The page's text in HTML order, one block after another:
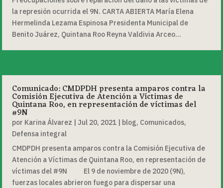
la represión ocurrida el 9N. CARTA ABIERTA María Elena
Hermelinda Lezama Espinosa Presidenta Municipal de
Benito Juárez, Quintana Roo Reyna Valdivia Arceo...
Comunicado: CMDPDH presenta amparos contra la
Comisión Ejecutiva de Atención a Víctimas de
Quintana Roo, en representación de víctimas del
#9N
por Karina Álvarez | Jul 20, 2021 | blog, Comunicados,
Defensa integral
CMDPDH presenta amparos contra la Comisión Ejecutiva de
Atención a Víctimas de Quintana Roo, en representación de
víctimas del #9N El 9 de noviembre de 2020 (9N),
fuerzas locales abrieron fuego para dispersar una